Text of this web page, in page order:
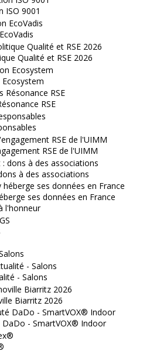
ISO 9001
Qualité et RSE 2026
RSE
RSE de l'UIMM
à des associations
ses données en France
l'honneur
- Salons
Biarritz 2026
- SmartVOX® Indoor